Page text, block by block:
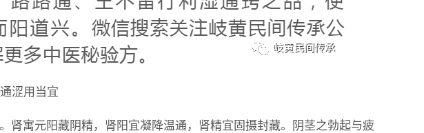
涩用当宜
肾寓元阳藏阴精，肾阳宜凝降温通，肾精宜固摄封藏。阴茎之勃起与疲